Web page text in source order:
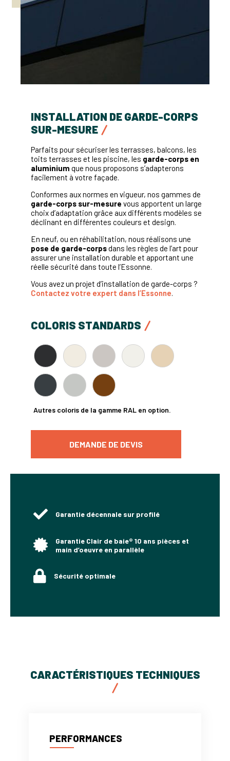
INSTALLATION DE GARDE-CORPS
SUR-MESURE
Parfaits pour sécuriser les terrasses, balcons, les
toits terrasses et les piscine, les garde-corps en
aluminium que nous proposons s’adapterons
facilement à votre façade.
Conformes aux normes en vigueur, nos gammes de
garde-corps sur-mesure vous apportent un large
choix d’adaptation grâce aux différents modèles se
déclinant en différentes couleurs et design.
En neuf, ou en réhabilitation, nous réalisons une
pose de garde-corpsdans les règles de l’art pour
assurer une installation durable et apportant une
réelle sécurité dans toute l’Essonne.
Vous avez un projet d’installation de garde-corps ?
Contactez votre expert dans l’Essonne.
COLORIS STANDARDS
Autres coloris de la gamme RAL en option.
DEMANDE DE DEVIS
Garantie décennale sur profilé
Garantie Clair de baie® 10 ans pièces et
main d’oeuvre en parallèle
Sécurité optimale
CARACTÉRISTIQUES TECHNIQUES
PERFORMANCES